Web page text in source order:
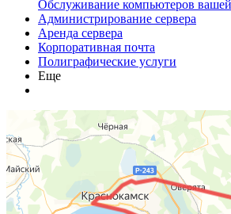
Обслуживание компьютеров
Администрирование сервера
Аренда сервера
Корпоративная почта
Полиграфические услуги
Еще